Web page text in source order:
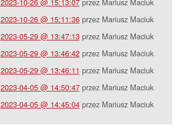
2023-10-26 @ 15:11:36przez Mariusz Maciuk
2023-05-29 @ 13:47:13przez Mariusz Maciuk
2023-05-29 @ 13:46:42przez Mariusz Maciuk
2023-05-29 @ 13:46:11 przez Mariusz Maciuk
2023-04-05 @ 14:50:47przez Mariusz Maciuk
2023-04-05 @ 14:45:04przez Mariusz Maciuk